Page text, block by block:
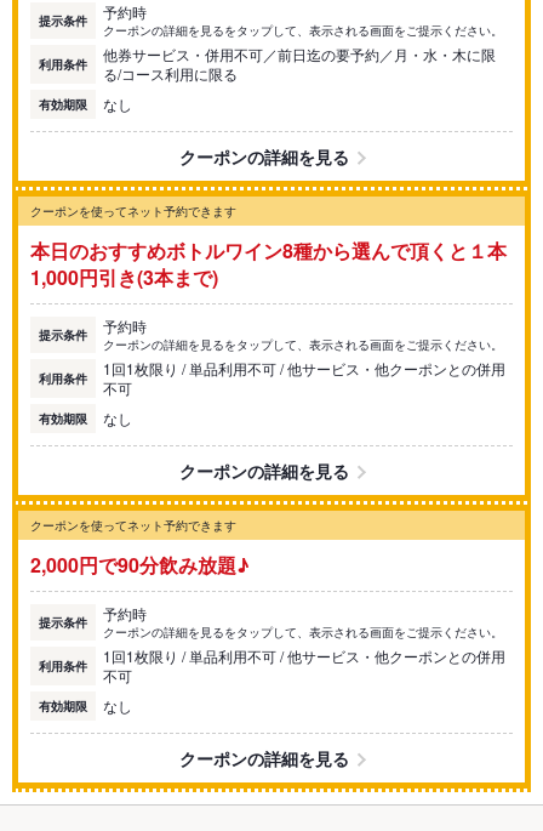
提示条件 予約時
クーポンの詳細を見るをタップして、表示される画面をご提示ください。
利用条件
他券サービス・併用不可／前日迄の要予約／月・水・木に限
る/コース利用に限る
有効期限 なし
クーポンの詳細を見る
クーポンを使ってネット予約できます
本日のおすすめボトルワイン8種から選んで頂くと１本
1,000円引き(3本まで)
提示条件 予約時
クーポンの詳細を見るをタップして、表示される画面をご提示ください。
利用条件
1回1枚限り / 単品利用不可 / 他サービス・他クーポンとの併用
不可
有効期限 なし
クーポンの詳細を見る
クーポンを使ってネット予約できます
2,000円で90分飲み放題♪
提示条件 予約時
クーポンの詳細を見るをタップして、表示される画面をご提示ください。
利用条件
1回1枚限り / 単品利用不可 / 他サービス・他クーポンとの併用
不可
有効期限 なし
クーポンの詳細を見る